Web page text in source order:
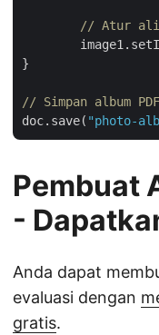
// Atur
}
// Simpan album
doc.save( "photo-
Pembuat
-
Anda dapat
evaluasi dengan
gratis.